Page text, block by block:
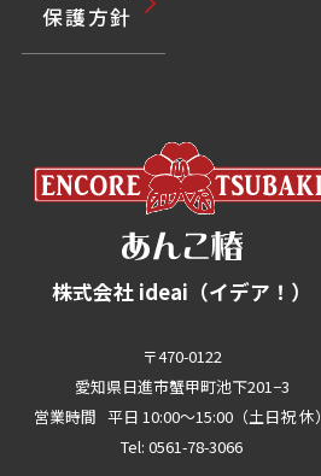
保護方針
株式会社 ideai（イデア！）
〒470-0122
愛知県日進市蟹甲町池下201−3
営業時間 平日 10:00～15:00（土日祝 休）
Tel: 0561-78-3066